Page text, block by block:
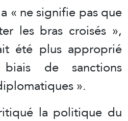
« ne signifie pas que
les bras croisés »,
été plus approprié
de sanctions
».
la politique du